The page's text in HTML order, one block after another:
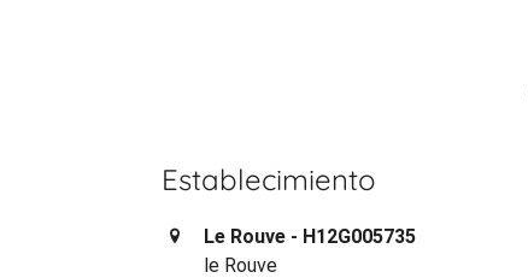
Establecimiento
Le Rouve - H12G005735
le Rouve